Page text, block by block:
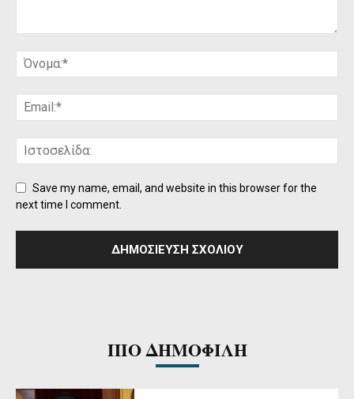
Save my name, email, and website in this browser for the
next time I comment.
ΠΙΟ ΔΗΜΟΦΙΛΗ